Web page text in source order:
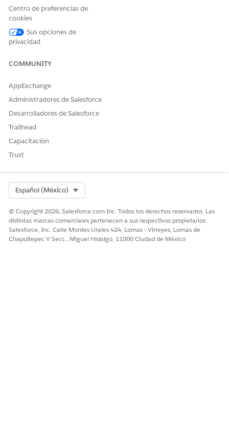
Centro de preferencias de
cookies
Sus opciones de
privacidad
COMMUNITY
AppExchange
Administradores de Salesforce
Desarrolladores de Salesforce
Trailhead
Capacitación
Trust
Español (México)
© Copyright 2026, Salesforce.com Inc. Todos los derechos reservados. Las
distintas marcas comerciales pertenecen a sus respectivos propietarios.
Salesforce, Inc. Calle Montes Urales 424, Lomas - Virreyes, Lomas de
Chapultepec V Secc., Miguel Hidalgo, 11000 Ciudad de México